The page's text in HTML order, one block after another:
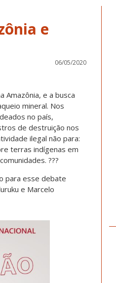
e
06/05/2020
Amazônia, e a busca
mineral. Nos
no país,
de destruição nos
ilegal não para:
terras indígenas em
???
para esse debate
e Marcelo